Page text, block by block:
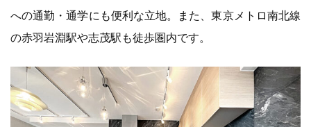
への通勤・通学にも便利な立地。また、東京メトロ南北線
の赤羽岩淵駅や志茂駅も徒歩圏内です。